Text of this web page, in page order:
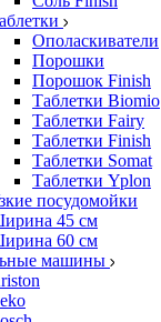
Ополаскиватели
Порошки
Порошок Finish
Таблетки Biomio
Таблетки Fairy
Таблетки Finish
Таблетки Somat
Таблетки Yplon
посудомойки
45 см
60 см
машины